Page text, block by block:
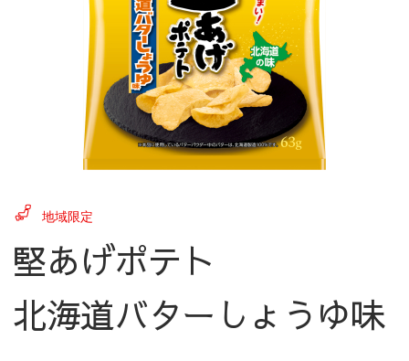
地域限定
堅あげポテト
北海道バターしょうゆ味